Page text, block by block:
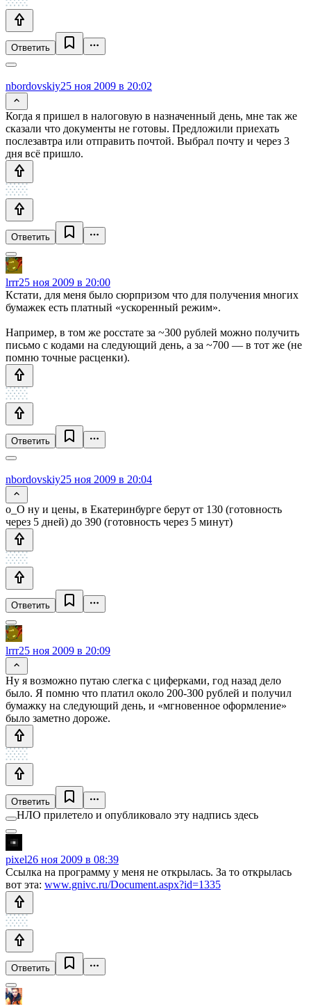
Ответить
nbordovskiy25 ноя 2009 в 20:02
Когда я пришел в налоговую в назначенный день, мне так же
сказали что документы не готовы. Предложили приехать
послезавтра или отправить почтой. Выбрал почту и через 3
дня всё пришло.
Ответить
lrrr25 ноя 2009 в 20:00
Кстати, для меня было сюрпризом что для получения многих
бумажек есть платный «ускоренный режим».
Например, в том же росстате за ~300 рублей можно получить
письмо с кодами на следующий день, а за ~700 — в тот же (не
помню точные расценки).
Ответить
nbordovskiy25 ноя 2009 в 20:04
о_О ну и цены, в Екатеринбурге берут от 130 (готовность
через 5 дней) до 390 (готовность через 5 минут)
Ответить
lrrr25 ноя 2009 в 20:09
Ну я возможно путаю слегка с циферками, год назад дело
было. Я помню что платил около 200-300 рублей и получил
бумажку на следующий день, и «мгновенное оформление»
было заметно дороже.
Ответить
НЛО прилетело и опубликовало эту надпись здесь
pixel26 ноя 2009 в 08:39
Ссылка на программу у меня не открылась. За то открылась
вот эта: www.gnivc.ru/Document.aspx?id=1335
Ответить